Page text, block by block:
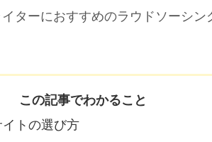
ターにおすすめのラウドソーシン
この記事でわかること
トの選び方